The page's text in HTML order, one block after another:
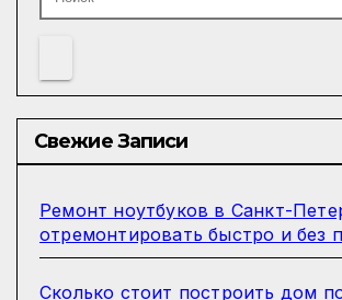
Свежие Записи
Ремонт ноутбуков в Санкт-
отремонтировать быстро и без
Сколько стоит построить дом